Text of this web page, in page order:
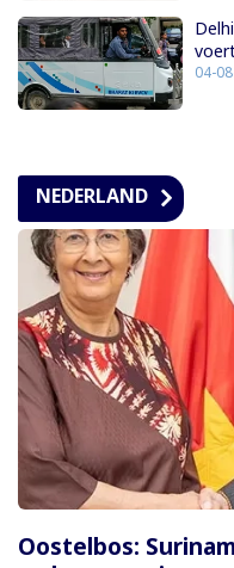
04-
NEDERLAND
Oostelbos: